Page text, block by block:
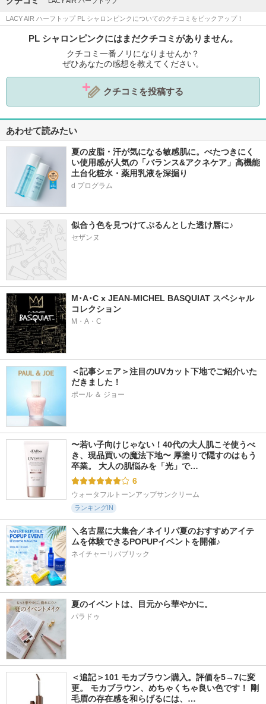
LACY AIR ハーフトップ PL シャロンピンクについてのクチコミをピックアップ！
PL シャロンピンクにはまだクチコミがありません。
クチコミ一番ノリになりませんか？
ぜひあなたの感想を教えてください。
クチコミを投稿する
あわせて読みたい
夏の皮脂・汗が気になる敏感肌に。べたつきにく
い使用感が人気の「バランス&アクネケア」高機能
土台化粧水・薬用乳液を深掘り
d プログラム
似合う色を見つけてぷるんとした透け唇に♪
セザンヌ
M･A･C x JEAN-MICHEL BASQUIAT スペシャル
コレクション
M・A・C
＜記事シェア＞注目のUVカット下地でご紹介いた
だきました！
ポール ＆ ジョー
〜若い子向けじゃない！40代の大人肌こそ使うべ
き、現品買いの魔法下地〜 厚塗りで隠すのはもう
卒業。 大人の肌悩みを「光」で…
6
ウォータフルトーンアップサンクリーム
ランキングIN
＼名古屋に大集合／ネイリパ夏のおすすめアイテ
ムを体験できるPOPUPイベントを開催♪
ネイチャーリパブリック
夏のイベントは、目元から華やかに。
パラドゥ
＜追記＞101 モカブラウン購入。評価を5→7に変
更。 モカブラウン、めちゃくちゃ良い色です！ 剛
毛眉の存在感を和らげるには、…